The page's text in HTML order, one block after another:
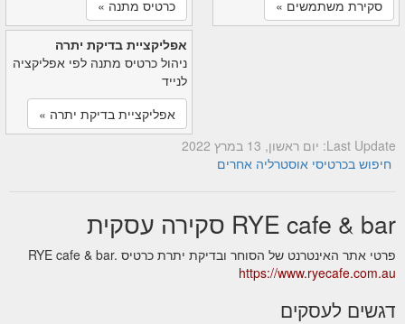
כרטיס מתנה »
סקירת משתמשים »
אפליקציית בדיקת יתרה
ניהול כרטיס מתנה לפי אפליקציה
לנייד
אפליקציית בדיקת יתרה »
Last Update: יום ראשון, 13 במרץ 2022
חיפוש בכרטיסי אוסטרליה אחרים
RYE cafe & bar סקירה עסקית
פרטי אתר האינטרנט של הסוחר ובדיקת יתרת כרטיס RYE cafe & bar.
https://www.ryecafe.com.au
דגשים לעסקים